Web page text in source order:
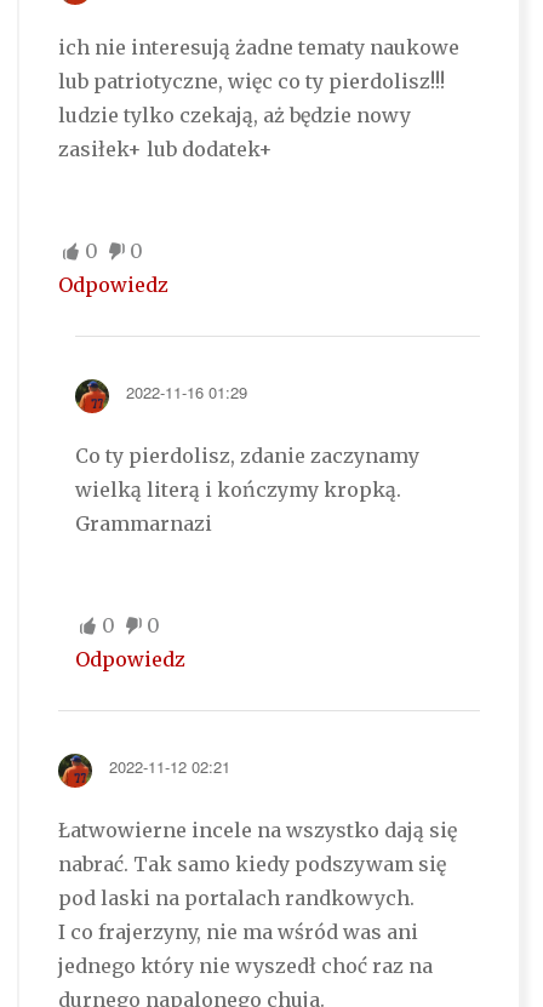
ich nie interesują żadne tematy naukowe
lub patriotyczne, więc co ty pierdolisz!!!
ludzie tylko czekają, aż będzie nowy
zasiłek+ lub dodatek+
0
0
Odpowiedz
2022-11-16 01:29
Co ty pierdolisz, zdanie zaczynamy
wielką literą i kończymy kropką.
Grammarnazi
0
0
Odpowiedz
2022-11-12 02:21
Łatwowierne incele na wszystko dają się
nabrać. Tak samo kiedy podszywam się
pod laski na portalach randkowych.
I co frajerzyny, nie ma wśród was ani
jednego który nie wyszedł choć raz na
durnego napalonego chuja.